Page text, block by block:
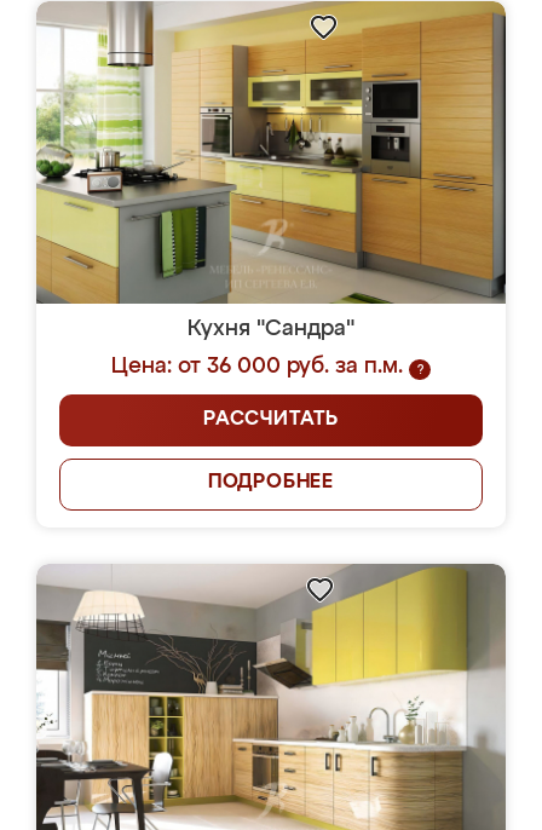
Кухня "Сандра"
Цена: от 36 000 руб. за п.м.
?
РАССЧИТАТЬ
ПОДРОБНЕЕ